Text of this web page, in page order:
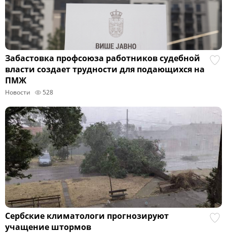
Забастовка профсоюза работников судебной
власти создает трудности для подающихся на
ПМЖ
Новости 528
Сербские климатологи прогнозируют
учащение штормов